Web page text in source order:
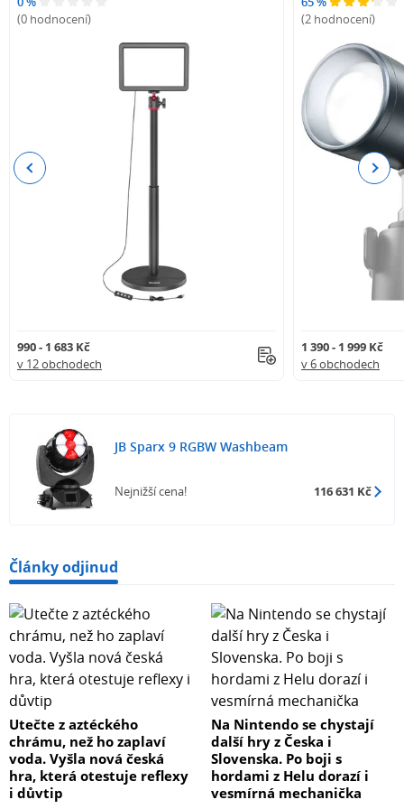
(0 hodnocení)
990 - 1 683 Kč
v 12 obchodech
(2 hodnocení)
1 390 - 1 999 Kč
v 6 obchodech
Previous Next
JB Sparx 9 RGBW Washbeam
Nejnižší cena! 116 631 Kč
Články odjinud
Utečte z aztéckého
chrámu, než ho zaplaví
voda. Vyšla nová česká
hra, která otestuje reflexy
i důvtip
Na Nintendo se chystají
další hry z Česka i
Slovenska. Po boji s
hordami z Helu dorazí i
vesmírná mechanička